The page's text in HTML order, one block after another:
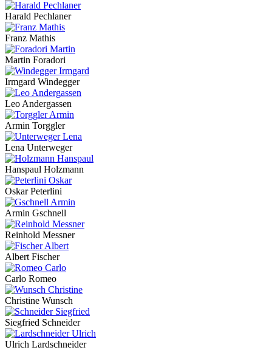
Harald Pechlaner
Franz Mathis
Martin Foradori
Irmgard Windegger
Leo Andergassen
Armin Torggler
Lena Unterweger
Hanspaul Holzmann
Oskar Peterlini
Armin Gschnell
Reinhold Messner
Albert Fischer
Carlo Romeo
Christine Wunsch
Siegfried Schneider
Ulrich Lardschneider